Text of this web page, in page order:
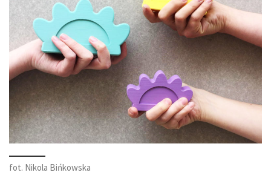
fot. Nikola Bińkowska